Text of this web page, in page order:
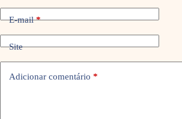
E-mail*
Site
Adicionar comentário *